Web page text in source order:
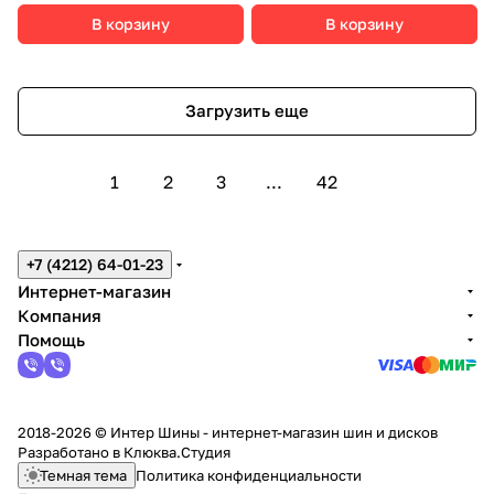
В корзину В корзину
Загрузить еще
1 2 3 ... 42
+7 (4212) 64-01-23
Интернет-магазин
Компания
Помощь
2018-2026 © Интер Шины - интернет-магазин шин и дисков
Разработано в Клюква.Студия
Темная тема Политика конфиденциальности